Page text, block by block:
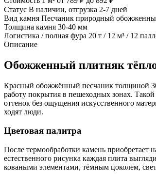
Статус В наличии, отгрузка 2-7 дней
Вид камня Песчаник природный
Толщина камня 30-40 мм
Логистика / полная фура 20 т / 12 м³ / 12
Описание
Обожженный плитняк
Красный обожжённый песчаник толщиной
работу покрытия в пешеходных зонах.
оттенок без ощущения искусственного
ходят люди.
Цветовая палитра
После термообработки камень приобретает
естественного рисунка каждая плита
коваными элементами, тёмным цоколем,